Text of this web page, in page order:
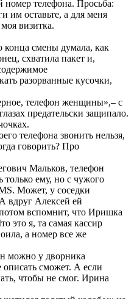
телефона. Просьба:
им оставьте, а для меня
визитка.
смены думала, как
схватила пакет и,
разорванные кусочки,
телефон женщины»,– с
предательски защипало.
телефона звонить нельзя,
говорить? Про
Мальков, телефон
ему, но с чужого
Может, у соседки
вдруг Алексей ей
вспомнит, что Иришка
это я, та самая кассир
а номер все же
можно у дворника
сможет. А если
чтобы не смог. Ирина